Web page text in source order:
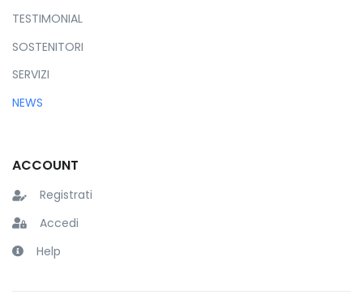
TESTIMONIAL
SOSTENITORI
SERVIZI
NEWS
ACCOUNT
Registrati
Accedi
Help